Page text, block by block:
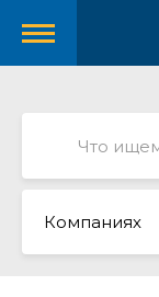
Компаниях